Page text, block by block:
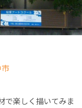
で楽しく描いてみま